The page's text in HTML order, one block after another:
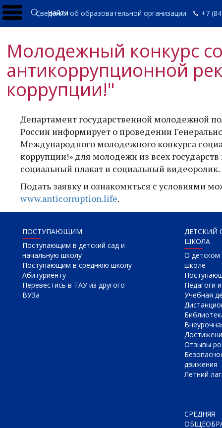
Найти
Сведения об образовательной организации +7
Молодежный конкурс
антикоррупционной
коррупции!"
Департамент государственной молодежной
России информирует о проведении
Международного молодежного конкурса
коррупции!» для молодежи из всех
социальный плакат и социальный видеоролик.
Подать заявку и ознакомиться с условиями
www.anticorruption.life.
ПОСТУПАЮЩИМ
Поступающим в детский сад и
начальную школу
Поступающим в среднюю школу
Абитуриенту
Перевестись в ТАУ из другого
ВУЗа
ДЕТСКИЙ
ШКОЛА
О детском
школе
Педагоги
Учебная
Отзывы
движения
Летний
СРЕДНЯЯ